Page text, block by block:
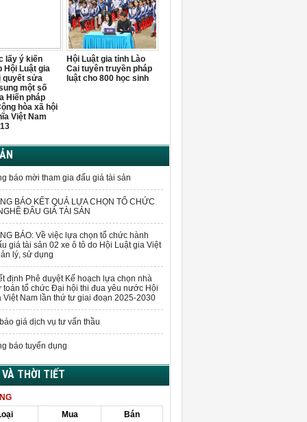
lấy ý kiến
Hội Luật gia
quyết sửa
một số
Hiến pháp
hòa xã hội
Việt Nam
Hội Luật gia tỉnh Lào
Cai tuyên truyền pháp
luật cho 800 học sinh
báo mời tham gia đấu giá tài sản
BÁO KẾT QUẢ LỰA CHỌN TỔ CHỨC
ĐẤU GIÁ TÀI SẢN
BÁO: Về việc lựa chọn tổ chức hành
giá tài sản 02 xe ô tô do Hội Luật gia Việt
lý, sử dụng
định Phê duyệt Kế hoạch lựa chọn nhà
toán tổ chức Đại hội thi đua yêu nước Hội
Việt Nam lần thứ tư giai đoạn 2025-2030
giá dịch vụ tư vấn thầu
báo tuyển dụng
THỜI TIẾT
Mua
Bán